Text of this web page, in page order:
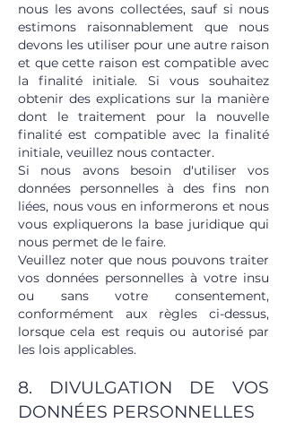
nous les avons collectées, sauf si nous
estimons raisonnablement que nous
devons les utiliser pour une autre raison
et que cette raison est compatible avec
la finalité initiale. Si vous souhaitez
obtenir des explications sur la manière
dont le traitement pour la nouvelle
finalité est compatible avec la finalité
initiale, veuillez nous contacter.
Si nous avons besoin d'utiliser vos
données personnelles à des fins non
liées, nous vous en informerons et nous
vous expliquerons la base juridique qui
nous permet de le faire.
Veuillez noter que nous pouvons traiter
vos données personnelles à votre insu
ou sans votre consentement,
conformément aux règles ci-dessus,
lorsque cela est requis ou autorisé par
les lois applicables.
8. DIVULGATION DE VOS
DONNÉES PERSONNELLES